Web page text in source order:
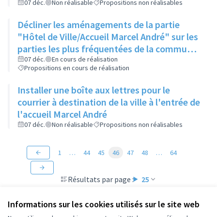
Informations sur les cookies utilisés sur le site web
ligne droite
07 déc. Non réalisable Propositions non réalisables
Décliner les aménagements de la partie
"Hôtel de Ville/Accueil Marcel André" sur les
parties les plus fréquentées de la commune
comme la place de la Poste, le parvis des
collèges et lycées...
07 déc.
En cours de réalisation
Propositions en cours de réalisation
Installer une boîte aux lettres pour le
courrier à destination de la ville à l'entrée de
l'accueil Marcel André
07 déc. Non réalisable Propositions non réalisables
Résultats par page : 25
1 … 44 45 46 47 48 … 64